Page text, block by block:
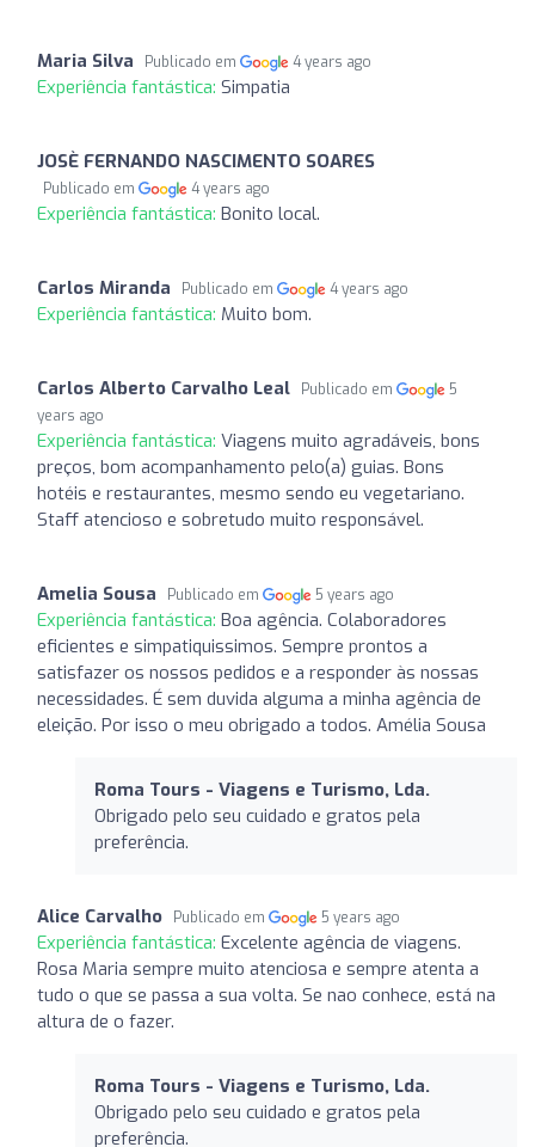
Maria Silva Publicado em 4 years ago
Experiência fantástica: Simpatia
JOSÈ FERNANDO NASCIMENTO SOARES
Publicado em 4 years ago
Experiência fantástica: Bonito local.
Carlos Miranda Publicado em 4 years ago
Experiência fantástica: Muito bom.
Carlos Alberto Carvalho Leal Publicado em
5
years ago
Experiência fantástica: Viagens muito agradáveis, bons
preços, bom acompanhamento pelo(a) guias. Bons
hotéis e restaurantes, mesmo sendo eu vegetariano.
Staff atencioso e sobretudo muito responsável.
Amelia Sousa Publicado em 5 years ago
Experiência fantástica: Boa agência. Colaboradores
eficientes e simpatiquissimos. Sempre prontos a
satisfazer os nossos pedidos e a responder às nossas
necessidades. É sem duvida alguma a minha agência de
eleição. Por isso o meu obrigado a todos. Amélia Sousa
Roma Tours - Viagens e Turismo, Lda.
Obrigado pelo seu cuidado e gratos pela
preferência.
Alice Carvalho Publicado em 5 years ago
Experiência fantástica: Excelente agência de viagens.
Rosa Maria sempre muito atenciosa e sempre atenta a
tudo o que se passa a sua volta. Se nao conhece, está na
altura de o fazer.
Roma Tours - Viagens e Turismo, Lda.
Obrigado pelo seu cuidado e gratos pela
preferência.